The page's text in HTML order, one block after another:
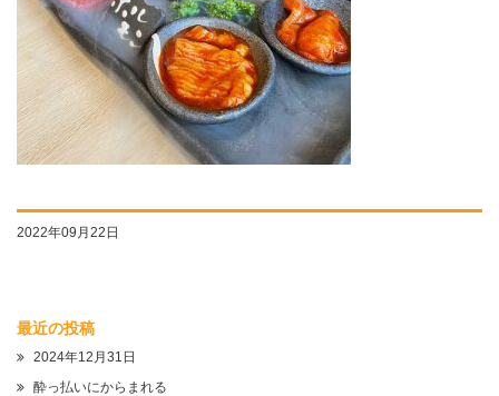
2022年09月22日
最近の投稿
2024年12月31日
酔っ払いにからまれる